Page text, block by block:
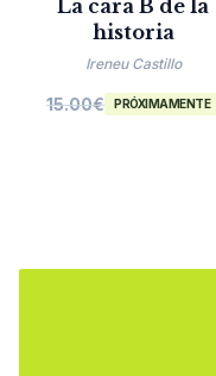
La cara B de la
historia
Ireneu Castillo
15.00€ PRÓXIMAMENTE